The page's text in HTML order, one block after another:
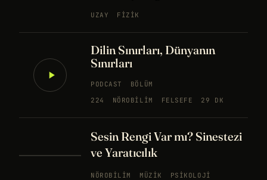
UZAY FIZIK
Dilin Sınırları, Dünyanın
Sınırları
PODCAST
BÖLÜM
224
NÖROBILIM FELSEFE 29 DK
Sesin Rengi Var mı? Sinestezi
ve Yaratıcılık
NÖROBILIM MÜZIK PSIKOLOJI